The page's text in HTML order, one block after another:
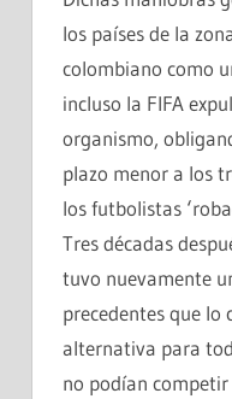
los países de la
colombiano como
incluso la FIFA
organismo,
plazo menor a los
los futbolistas
Tres décadas
tuvo nuevamente
precedentes que
alternativa para
no podían